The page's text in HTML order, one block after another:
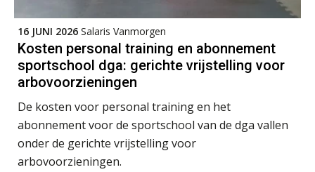
16 JUNI 2026 Salaris Vanmorgen
Kosten personal training en abonnement
sportschool dga: gerichte vrijstelling voor
arbovoorzieningen
De kosten voor personal training en het
abonnement voor de sportschool van de dga vallen
onder de gerichte vrijstelling voor
arbovoorzieningen.